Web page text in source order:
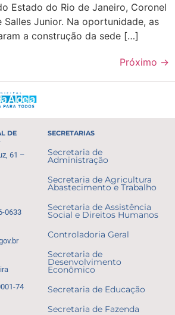
Estado do Rio de Janeiro, Coronel
Junior. Na oportunidade, as
a construção da sede […]
Próximo →
DE
61 –
0633
74
SECRETARIAS
Secretaria de
Administração
Secretaria de Agricultura
Abastecimento e Trabalho
Secretaria de Assistência
Social e Direitos Humanos
Controladoria Geral
Secretaria de
Desenvolvimento
Econômico
Secretaria de Educação
Secretaria de Fazenda